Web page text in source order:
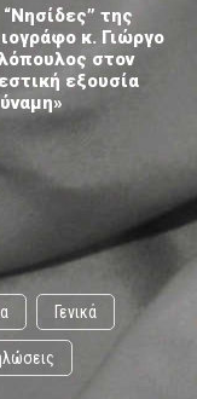
της
κ. Γιώργο
στον
εξουσία
Γενικά